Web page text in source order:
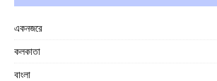
একনজরে
কলকাতা
বাংলা